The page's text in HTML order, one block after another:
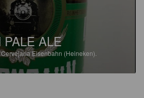
ALE
Cervejaria Eisenbahn (Heineken).